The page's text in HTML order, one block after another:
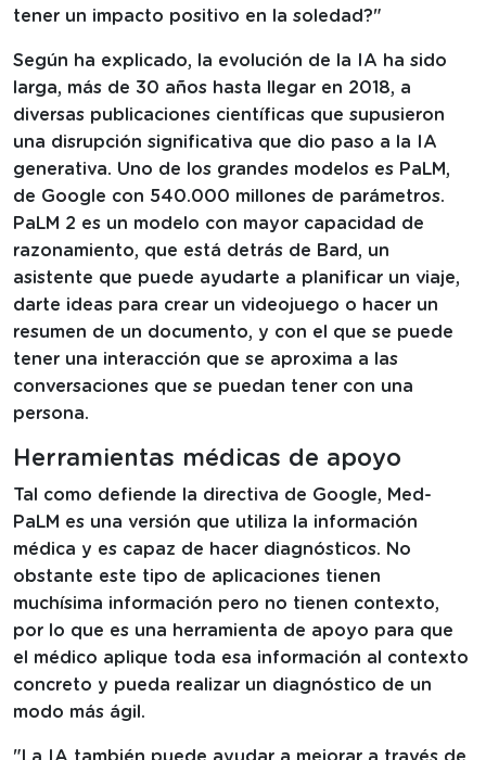
tener un impacto positivo en la soledad?"
Según ha explicado, la evolución de la IA ha sido
larga, más de 30 años hasta llegar en 2018, a
diversas publicaciones científicas que supusieron
una disrupción significativa que dio paso a la IA
generativa. Uno de los grandes modelos es PaLM,
de Google con 540.000 millones de parámetros.
PaLM 2 es un modelo con mayor capacidad de
razonamiento, que está detrás de Bard, un
asistente que puede ayudarte a planificar un viaje,
darte ideas para crear un videojuego o hacer un
resumen de un documento, y con el que se puede
tener una interacción que se aproxima a las
conversaciones que se puedan tener con una
persona.
Herramientas médicas de apoyo
Tal como defiende la directiva de Google, Med-
PaLM es una versión que utiliza la información
médica y es capaz de hacer diagnósticos. No
obstante este tipo de aplicaciones tienen
muchísima información pero no tienen contexto,
por lo que es una herramienta de apoyo para que
el médico aplique toda esa información al contexto
concreto y pueda realizar un diagnóstico de un
modo más ágil.